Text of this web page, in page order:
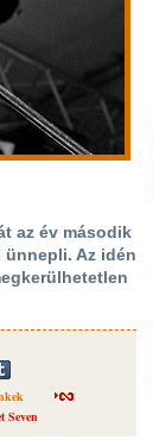
az év második
Az idén
Seven